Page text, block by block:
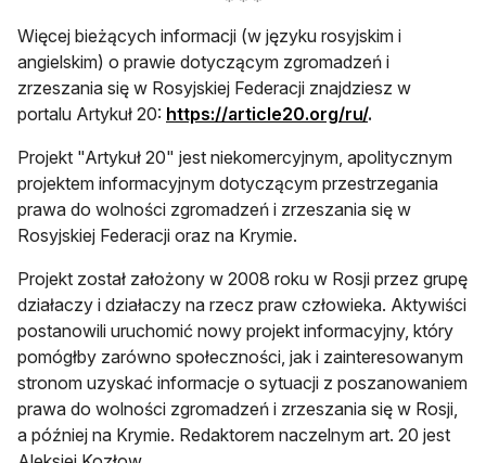
Więcej bieżących informacji (w języku rosyjskim i
angielskim) o prawie dotyczącym zgromadzeń i
zrzeszania się w Rosyjskiej Federacji znajdziesz w
portalu Artykuł 20: https://article20.org/ru/otwiera się w
.
Projekt "Artykuł 20" jest niekomercyjnym, apolitycznym
projektem informacyjnym dotyczącym przestrzegania
prawa do wolności zgromadzeń i zrzeszania się w
Rosyjskiej Federacji oraz na Krymie.
Projekt został założony w 2008 roku w Rosji przez grupę
działaczy i działaczy na rzecz praw człowieka. Aktywiści
postanowili uruchomić nowy projekt informacyjny, który
pomógłby zarówno społeczności, jak i zainteresowanym
stronom uzyskać informacje o sytuacji z poszanowaniem
prawa do wolności zgromadzeń i zrzeszania się w Rosji,
a później na Krymie. Redaktorem naczelnym art. 20 jest